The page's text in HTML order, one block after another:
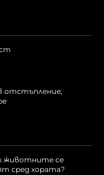
отстъпление,
животните се
сред хората?